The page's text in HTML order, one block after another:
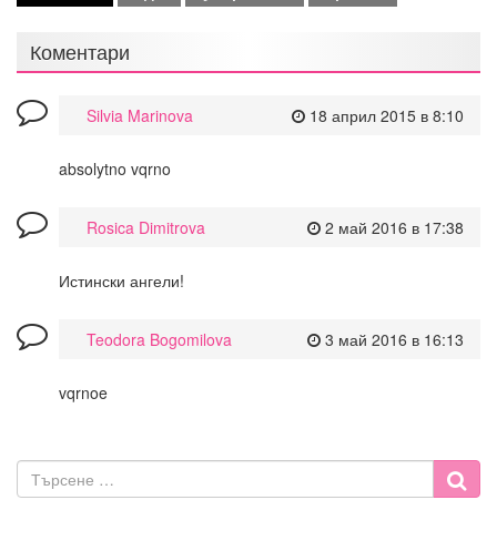
Коментари
18 април 2015 в 8:10
Silvia Marinova
absolytno vqrno
2 май 2016 в 17:38
Rosica Dimitrova
Истински ангели!
3 май 2016 в 16:13
Teodora Bogomilova
vqrnoe